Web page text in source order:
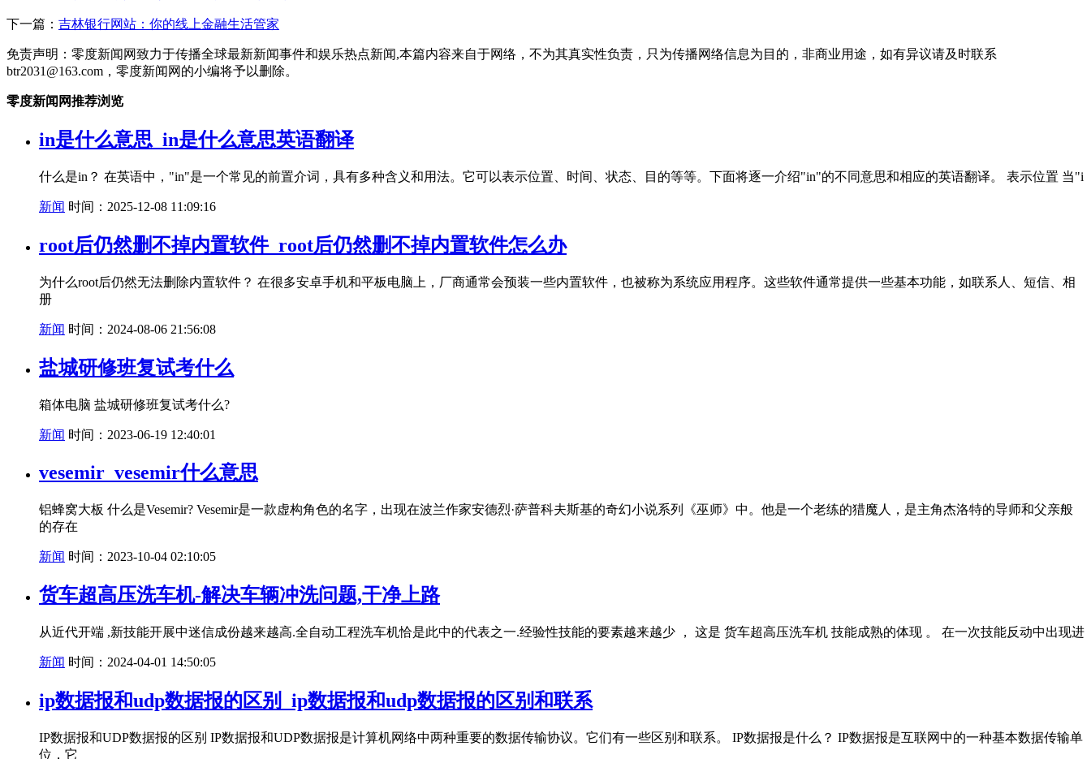
下一篇： 吉林银行网站：你的线上金融生活管家
免责声明：零度新闻网致力于传播全球最新新闻事件和娱乐热点新闻,本篇内容来自于网络，不为其真实性负责，只为传播网络信息为目的，非商业用途，如有异议请及时联系
btr2031@163.com，零度新闻网的小编将予以删除。
零度新闻网推荐浏览
in是什么意思_in是什么意思英语翻译
什么是in？ 在英语中，"in"是一个常见的前置介词，具有多种含义和用法。它可以表示位置、时间、状态、目的等等。下面将逐一介绍"in"的不同意思和相应的英语翻译。 表示位置 当"i
新闻 时间：2025-12-08 11:09:16
root后仍然删不掉内置软件_root后仍然删不掉内置软件怎么办
为什么root后仍然无法删除内置软件？ 在很多安卓手机和平板电脑上，厂商通常会预装一些内置软件，也被称为系统应用程序。这些软件通常提供一些基本功能，如联系人、短信、相
册
新闻 时间：2024-08-06 21:56:08
盐城研修班复试考什么
箱体电脑 盐城研修班复试考什么?
新闻 时间：2023-06-19 12:40:01
vesemir_vesemir什么意思
铝蜂窝大板 什么是Vesemir? Vesemir是一款虚构角色的名字，出现在波兰作家安德烈·萨普科夫斯基的奇幻小说系列《巫师》中。他是一个老练的猎魔人，是主角杰洛特的导师和父亲般
的存在
新闻 时间：2023-10-04 02:10:05
货车超高压洗车机-解决车辆冲洗问题,干净上路
从近代开端 ,新技能开展中迷信成份越来越高.全自动工程洗车机恰是此中的代表之一.经验性技能的要素越来越少 ， 这是 货车超高压洗车机 技能成熟的体现 。 在一次技能反动中出现进
新闻 时间：2024-04-01 14:50:05
ip数据报和udp数据报的区别_ip数据报和udp数据报的区别和联系
IP数据报和UDP数据报的区别 IP数据报和UDP数据报是计算机网络中两种重要的数据传输协议。它们有一些区别和联系。 IP数据报是什么？ IP数据报是互联网中的一种基本数据传输单
位，它